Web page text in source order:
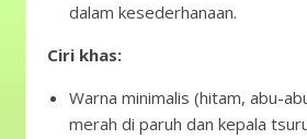
dalam kesederhanaan.
Ciri khas:
Warna minimalis (hitam, abu-
merah di paruh dan kepala